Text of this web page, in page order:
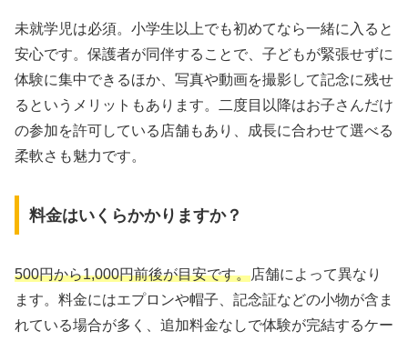
未就学児は必須。小学生以上でも初めてなら一緒に入ると
安心です。保護者が同伴することで、子どもが緊張せずに
体験に集中できるほか、写真や動画を撮影して記念に残せ
るというメリットもあります。二度目以降はお子さんだけ
の参加を許可している店舗もあり、成長に合わせて選べる
柔軟さも魅力です。
料金はいくらかかりますか？
500円から1,000円前後が目安です。店舗によって異なり
ます。料金にはエプロンや帽子、記念証などの小物が含ま
れている場合が多く、追加料金なしで体験が完結するケー